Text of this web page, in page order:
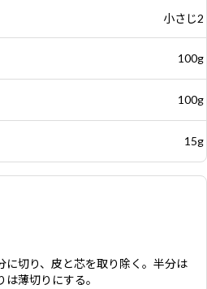
小さじ2
100g
100g
15g
に切り、皮と芯を取り除く。半分は
薄切りにする。